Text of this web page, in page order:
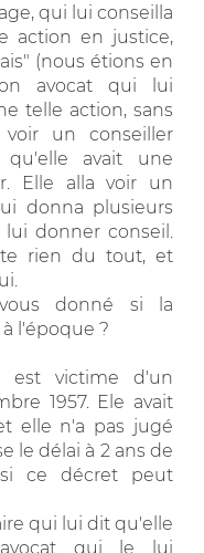
qui lui conseilla
action en justice,
(nous étions en
avocat qui lui
telle action, sans
un conseiller
avait une
Elle alla voir un
donna plusieurs
donner conseil.
rien du tout, et
donné si la
l'époque ?
est victime d'un
1957. Ele avait
elle n'a pas jugé
le délai à 2 ans de
ce décret peut
qui lui dit qu'elle
qui le lui